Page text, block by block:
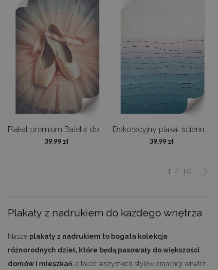
Plakat premium Baletki do tańca
39.99 zł
Dekoracyjny plakat ścienny Minimalistyczne fale
39.99 zł
1 / 10
Plakaty z nadrukiem do każdego wnętrza
Nasze plakaty z nadrukiem to bogata kolekcja
różnorodnych dzieł, które będą pasowały do większości
domów i mieszkań , a także wszystkich stylów aranżacji wnętrz.